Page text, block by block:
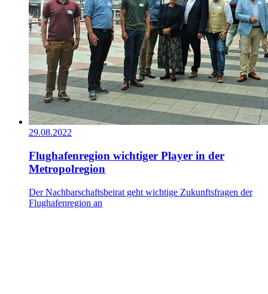
29.08.2022
Flughafenregion wichtiger Player in der
Metropolregion
Der Nachbarschaftsbeirat geht wichtige Zukunftsfragen der
Flughafenregion an